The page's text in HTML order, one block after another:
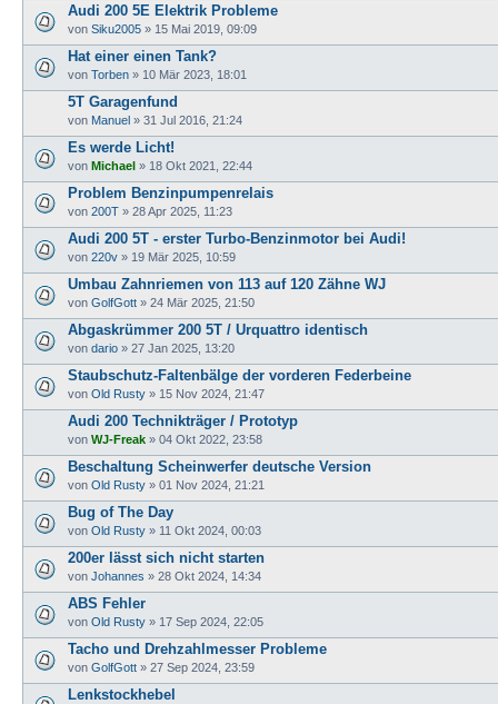
Audi 200 5E Elektrik Probleme
von Siku2005 » 15 Mai 2019, 09:09
Hat einer einen Tank?
von Torben » 10 Mär 2023, 18:01
5T Garagenfund
von Manuel » 31 Jul 2016, 21:24
Es werde Licht!
von Michael » 18 Okt 2021, 22:44
Problem Benzinpumpenrelais
von 200T » 28 Apr 2025, 11:23
Audi 200 5T - erster Turbo-Benzinmotor bei Audi!
von 220v » 19 Mär 2025, 10:59
Umbau Zahnriemen von 113 auf 120 Zähne WJ
von GolfGott » 24 Mär 2025, 21:50
Abgaskrümmer 200 5T / Urquattro identisch
von dario » 27 Jan 2025, 13:20
Staubschutz-Faltenbälge der vorderen Federbeine
von Old Rusty » 15 Nov 2024, 21:47
Audi 200 Technikträger / Prototyp
von WJ-Freak » 04 Okt 2022, 23:58
Beschaltung Scheinwerfer deutsche Version
von Old Rusty » 01 Nov 2024, 21:21
Bug of The Day
von Old Rusty » 11 Okt 2024, 00:03
200er lässt sich nicht starten
von Johannes » 28 Okt 2024, 14:34
ABS Fehler
von Old Rusty » 17 Sep 2024, 22:05
Tacho und Drehzahlmesser Probleme
von GolfGott » 27 Sep 2024, 23:59
Lenkstockhebel